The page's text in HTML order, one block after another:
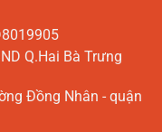
Q.Hai Bà Trưng
Đồng Nhân - quận